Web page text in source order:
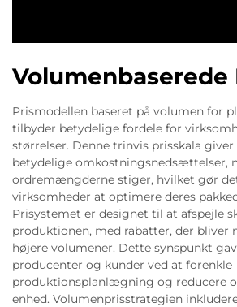
Volumenbaserede
Prismodellen baseret på volumen for
tilbyder betydelige fordele for
størrelser. Denne trinvis prisskala
betydelige omkostningsnedsættelser,
ordremængderne stiger, hvilket gør
virksomheder at optimere deres
Prisystemet er designet til at afspejle
produktionen, med rabatter, der bliver
højere volumener. Dette synspunkt
producenter og kunder ved at forenkle
produktionsplanlægning og reducere
enhed. Volumenprisstrategien